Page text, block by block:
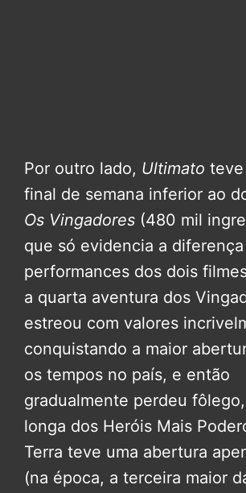
Por outro lado, Ultimato
final de semana inferior ao
Os Vingadores (480 mil
que só evidencia a
performances dos dois
a quarta aventura dos
estreou com valores
conquistando a maior
os tempos no país, e então
gradualmente perdeu
longa dos Heróis Mais
Terra teve uma abertura
(na época, a terceira maior